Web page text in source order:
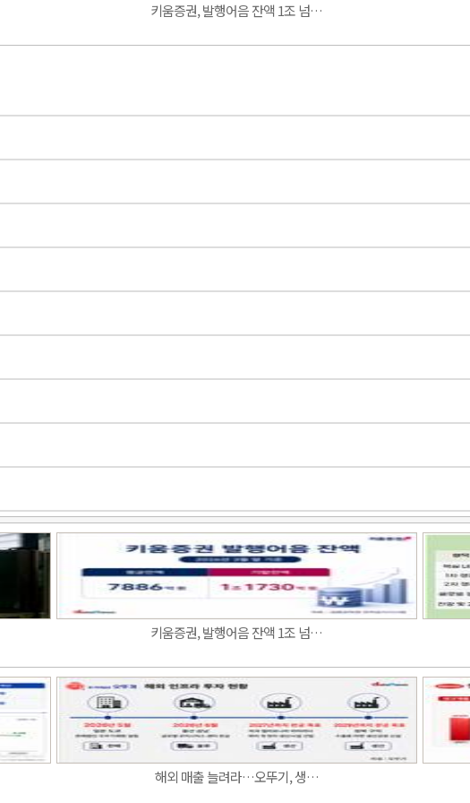
키움증권, 발행어음 잔액 1조 넘…
키움증권, 발행어음 잔액 1조 넘…
해외 매출 늘려라…오뚜기, 생…